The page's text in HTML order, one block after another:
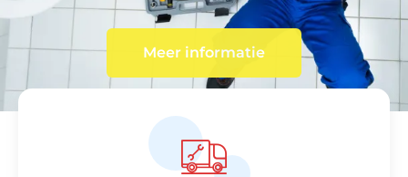
Meer informatie